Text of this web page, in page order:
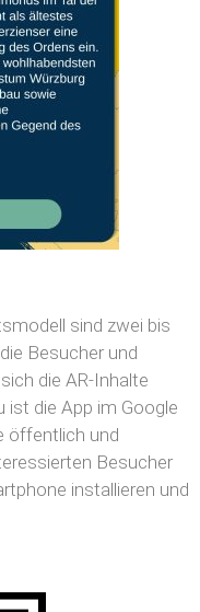
sind zwei bis
Besucher und
die AR-Inhalte
ist die App im Google
öffentlich und
Besucher
installieren und